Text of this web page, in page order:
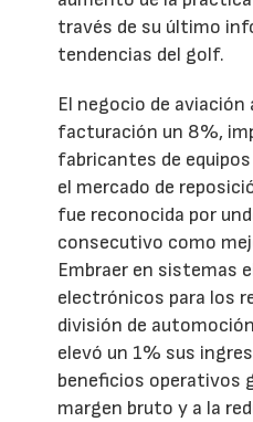
través de su último
tendencias del golf.
El negocio de
facturación un 8%,
fabricantes de
el mercado de
fue reconocida por
consecutivo como
Embraer en sistemas
electrónicos para los
división de
elevó un 1% sus
beneficios operativos
margen bruto y a la